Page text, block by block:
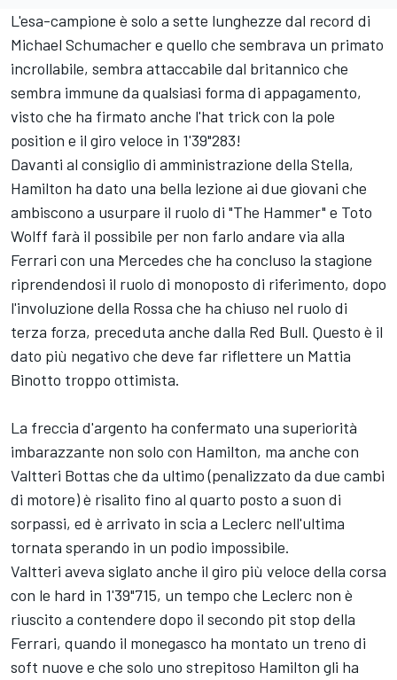
L'esa-campione è solo a sette lunghezze dal record di
Michael Schumacher e quello che sembrava un primato
incrollabile, sembra attaccabile dal britannico che
sembra immune da qualsiasi forma di appagamento,
visto che ha firmato anche l'hat trick con la pole
position e il giro veloce in 1'39"283!
Davanti al consiglio di amministrazione della Stella,
Hamilton ha dato una bella lezione ai due giovani che
ambiscono a usurpare il ruolo di "The Hammer" e Toto
Wolff farà il possibile per non farlo andare via alla
Ferrari con una Mercedes che ha concluso la stagione
riprendendosi il ruolo di monoposto di riferimento, dopo
l'involuzione della Rossa che ha chiuso nel ruolo di
terza forza, preceduta anche dalla Red Bull. Questo è il
dato più negativo che deve far riflettere un Mattia
Binotto troppo ottimista.
La freccia d'argento ha confermato una superiorità
imbarazzante non solo con Hamilton, ma anche con
Valtteri Bottas che da ultimo (penalizzato da due cambi
di motore) è risalito fino al quarto posto a suon di
sorpassi, ed è arrivato in scia a Leclerc nell'ultima
tornata sperando in un podio impossibile.
Valtteri aveva siglato anche il giro più veloce della corsa
con le hard in 1'39"715, un tempo che Leclerc non è
riuscito a contendere dopo il secondo pit stop della
Ferrari, quando il monegasco ha montato un treno di
soft nuove e che solo uno strepitoso Hamilton gli ha